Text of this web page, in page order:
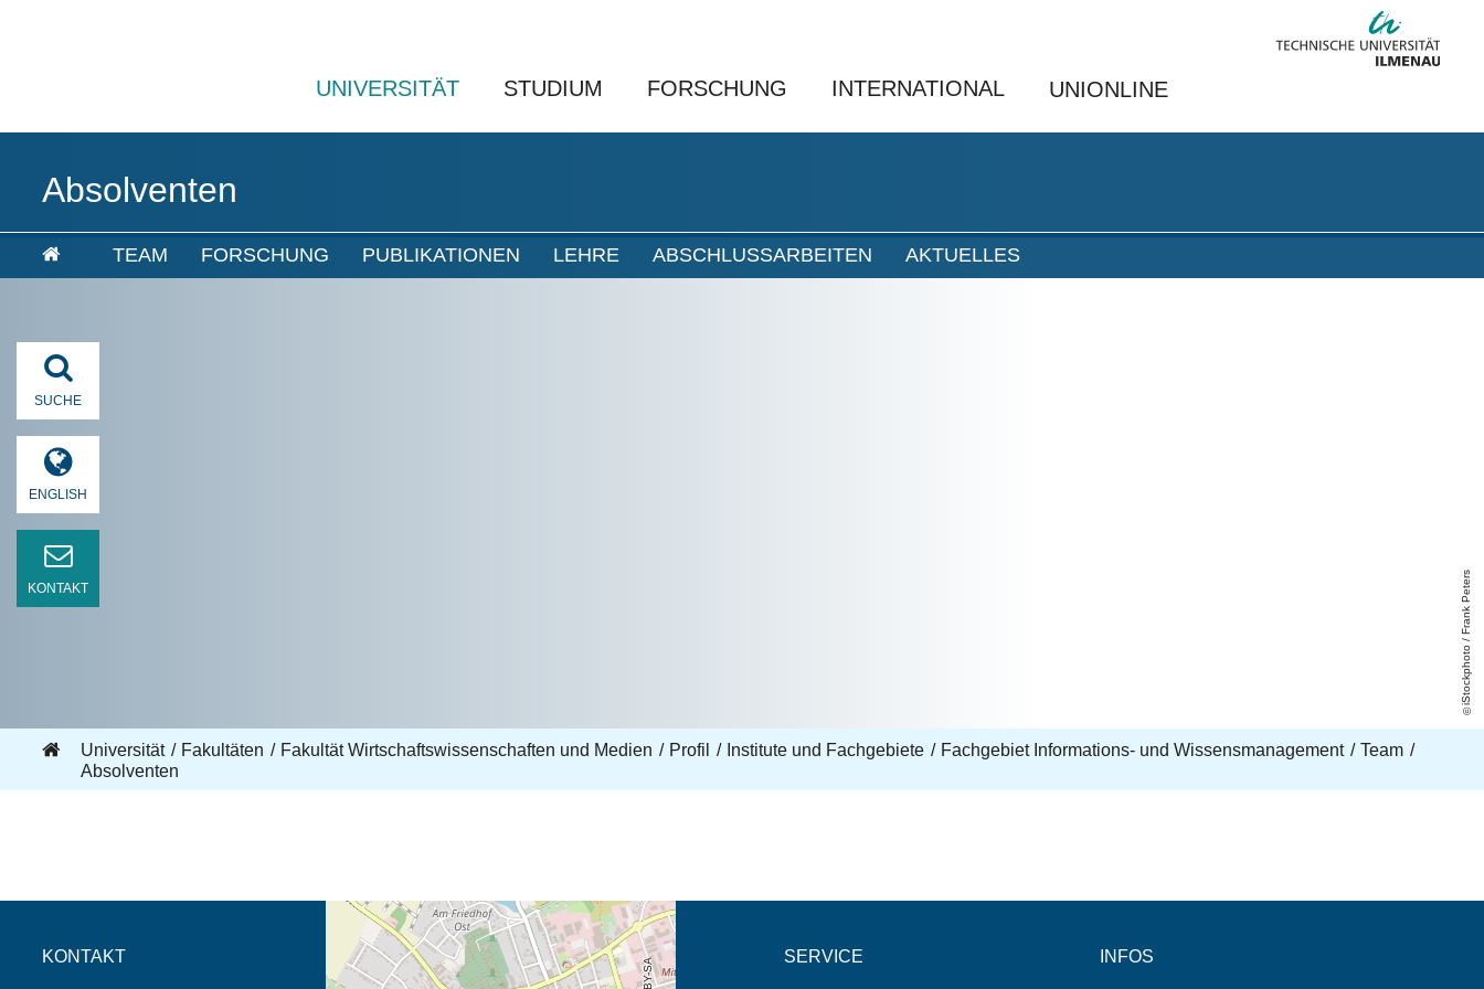
UNIVERSITÄT STUDIUM FORSCHUNG INTERNATIONAL UNIONLINE
Absolventen
TEAM FORSCHUNG PUBLIKATIONEN LEHRE ABSCHLUSSARBEITEN AKTUELLES
iStockphoto / Frank Peters
SUCHE
ENGLISH
KONTAKT
Universität Fakultäten Fakultät Wirtschaftswissenschaften und Medien Profil Institute und Fachgebiete Fachgebiet Informations- und Wissensmanagement
Team
Absolventen
KONTAKT
Öffnet die Anfahrtsbeschreibung in neuem
Tab (Karte)
SERVICE INFOS